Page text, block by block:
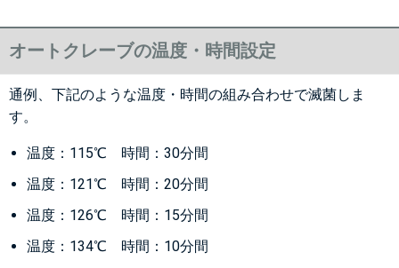
オートクレーブの温度・時間設定
通例、下記のような温度・時間の組み合わせで滅菌しま
す。
温度：115℃ 時間：30分間
温度：121℃ 時間：20分間
温度：126℃ 時間：15分間
温度：134℃ 時間：10分間